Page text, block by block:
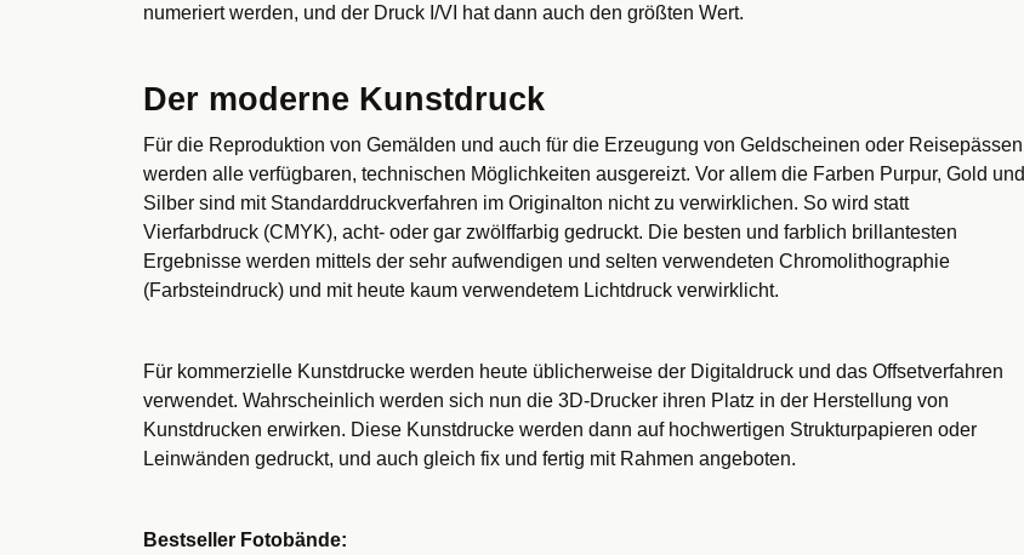
numeriert werden, und der Druck I/VI hat dann auch den größten Wert.
Der moderne Kunstdruck
Für die Reproduktion von Gemälden und auch für die Erzeugung von Geldscheinen oder Reisepässen
werden alle verfügbaren, technischen Möglichkeiten ausgereizt. Vor allem die Farben Purpur, Gold und
Silber sind mit Standarddruckverfahren im Originalton nicht zu verwirklichen. So wird statt
Vierfarbdruck (CMYK), acht- oder gar zwölffarbig gedruckt. Die besten und farblich brillantesten
Ergebnisse werden mittels der sehr aufwendigen und selten verwendeten Chromolithographie
(Farbsteindruck) und mit heute kaum verwendetem Lichtdruck verwirklicht.
Für kommerzielle Kunstdrucke werden heute üblicherweise der Digitaldruck und das Offsetverfahren
verwendet. Wahrscheinlich werden sich nun die 3D-Drucker ihren Platz in der Herstellung von
Kunstdrucken erwirken. Diese Kunstdrucke werden dann auf hochwertigen Strukturpapieren oder
Leinwänden gedruckt, und auch gleich fix und fertig mit Rahmen angeboten.
Bestseller Fotobände: